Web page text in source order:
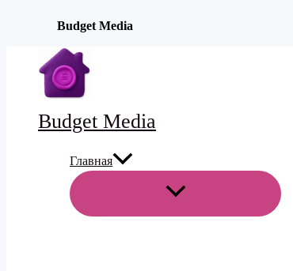
Budget Media
Перейти
содержимому
Budget Media
Главная
ПЕРЕКЛЮЧАТЕЛЬ